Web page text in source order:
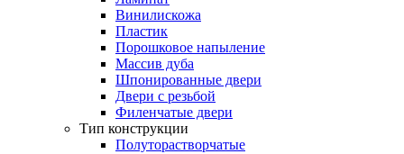
Винилискожа
Пластик
Порошковое напыление
Массив дуба
Шпонированные двери
Двери с резьбой
Филенчатые двери
Тип конструкции
Полуторастворчатые